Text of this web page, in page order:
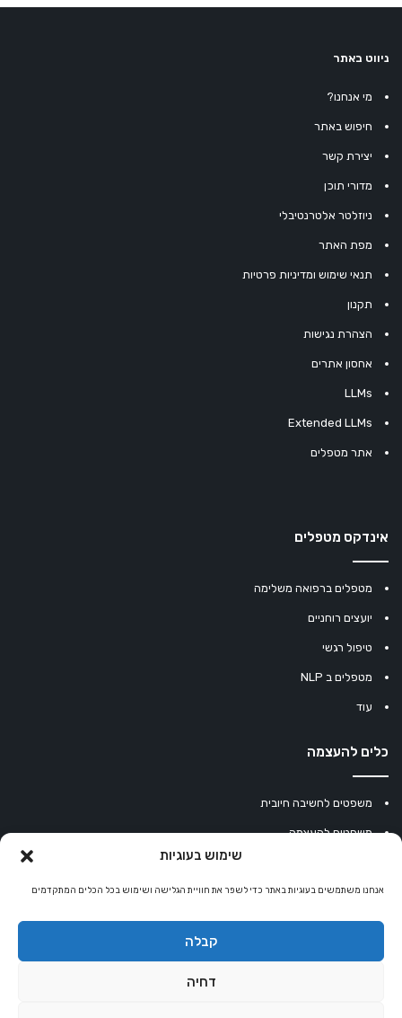
שימוש בעוגיות
אנחנו משתמשים בעוגיות באתר כדי לשפר את חוויית הגלישה ושימוש בכל הכלים המתקדמים
קבלה
דחיה
ניווט באתר
מי אנחנו?
חיפוש באתר
יצירת קשר
מדורי תוכן
ניוזלטר אלטרנטיבלי
מפת האתר
תנאי שימוש ומדיניות פרטיות
תקנון
הצהרת נגישות
אחסון אתרים
LLMs
Extended LLMs
אתר מטפלים
אינדקס מטפלים
מטפלים ברפואה משלימה
יועצים רוחניים
טיפול רגשי
מטפלים ב NLP
עוד
כלים להעצמה
משפטים לחשיבה חיובית
משפטים להעצמה
מחשבון נומרולוגיה
קריסטלים למזלות